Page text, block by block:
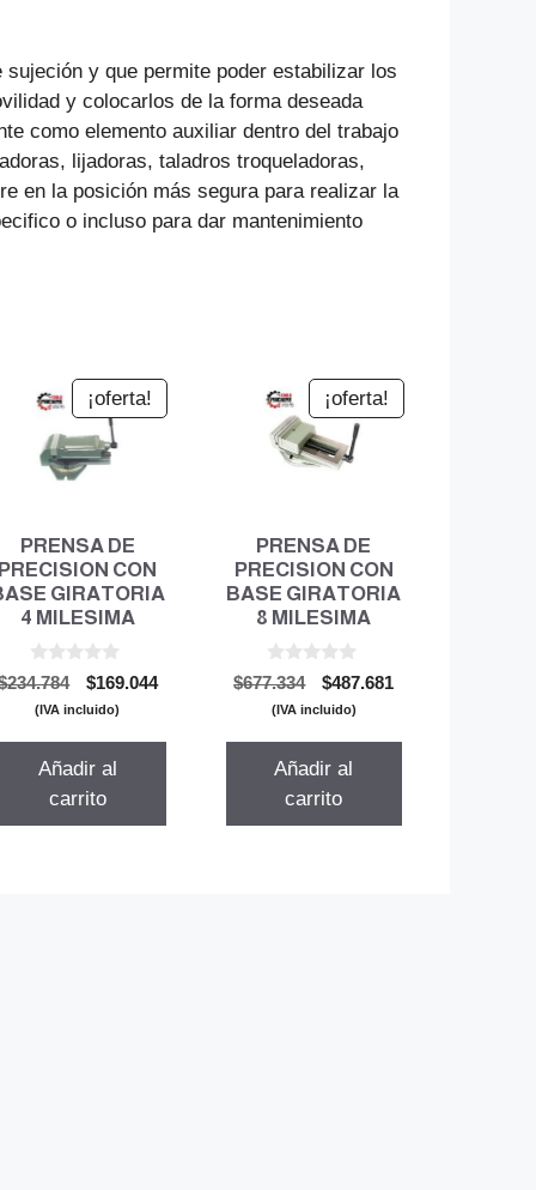
y que permite poder estabilizar los
y colocarlos de la forma deseada
como elemento auxiliar dentro del trabajo
lijadoras, taladros troqueladoras,
en la posición más segura para realizar la
o incluso para dar mantenimiento
¡oferta!
PRENSA DE
PRECISION CON
GIRATORIA
4 MILESIMA
0
d
e
234.784
El
precio
era:
$169.044El
(IVA incluido)
Añadir al
carrito
¡oferta!
PRENSA DE
PRECISION CON
BASE GIRATORIA
8 MILESIMA
0
d
e
$677.334
El
precio
era:
$487.681
(IVA incluido)
Añadir al
carrito